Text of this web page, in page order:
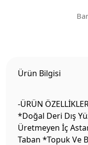
Ürün Bilgisi
-ÜRÜN
*Doğal Deri Dış
Üretmeyen İç
Taban *Topuk Ve